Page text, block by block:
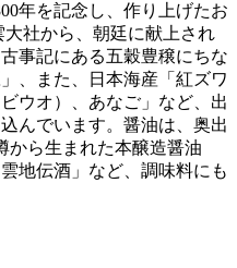
年を記念し、作り上げたお
社から、朝廷に献上され
事記にある五穀豊穣にちな
、また、日本海産「紅ズワ
ウオ）、あなご」など、出
んでいます。醤油は、奥出
から生まれた本醸造醤油
地伝酒」など、調味料にも